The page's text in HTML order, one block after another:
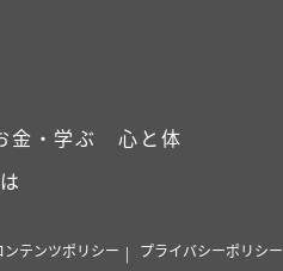
金・学ぶ
心と体
ンテンツポリシー プライバシーポリシー